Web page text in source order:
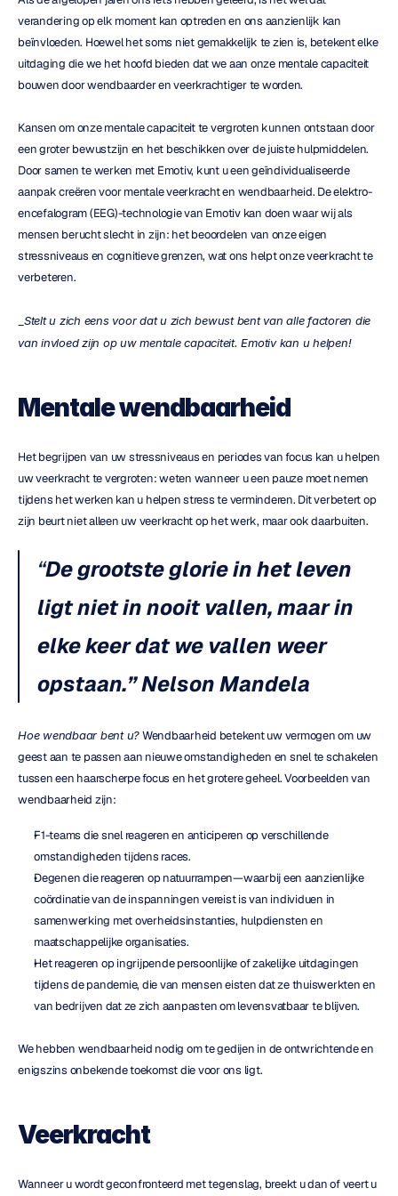
verandering op elk moment kan optreden en ons aanzienlijk kan
beïnvloeden. Hoewel het soms niet gemakkelijk te zien is, betekent elke
uitdaging die we het hoofd bieden dat we aan onze mentale capaciteit
bouwen door wendbaarder en veerkrachtiger te worden.
Kansen om onze mentale capaciteit te vergroten kunnen ontstaan door
een groter bewustzijn en het beschikken over de juiste hulpmiddelen.
Door samen te werken met Emotiv, kunt u een geïndividualiseerde
aanpak creëren voor mentale veerkracht en wendbaarheid. De elektro-
encefalogram (EEG)-technologie van Emotiv kan doen waar wij als
mensen berucht slecht in zijn: het beoordelen van onze eigen
stressniveaus en cognitieve grenzen, wat ons helpt onze veerkracht te
verbeteren.
Stelt u zich eens voor dat u zich bewust bent van alle factoren die
van invloed zijn op uw mentale capaciteit. Emotiv kan u helpen!
Mentale wendbaarheid
Het begrijpen van uw stressniveaus en periodes van focus kan u helpen
uw veerkracht te vergroten: weten wanneer u een pauze moet nemen
tijdens het werken kan u helpen stress te verminderen. Dit verbetert op
zijn beurt niet alleen uw veerkracht op het werk, maar ook daarbuiten.
“De grootste glorie in het leven
ligt niet in nooit vallen, maar in
elke keer dat we vallen weer
opstaan.”Nelson Mandela
Hoe wendbaar bent u? Wendbaarheid betekent uw vermogen om uw
geest aan te passen aan nieuwe omstandigheden en snel te schakelen
tussen een haarscherpe focus en het grotere geheel. Voorbeelden van
wendbaarheid zijn:
F1-teams die snel reageren en anticiperen op verschillende
omstandigheden tijdens races.
Degenen die reageren op natuurrampen—waarbij een aanzienlijke
coördinatie van de inspanningen vereist is van individuen in
samenwerking met overheidsinstanties, hulpdiensten en
maatschappelijke organisaties.
Het reageren op ingrijpende persoonlijke of zakelijke uitdagingen
tijdens de pandemie, die van mensen eisten dat ze thuiswerkten en
van bedrijven dat ze zich aanpasten om levensvatbaar te blijven.
We hebben wendbaarheid nodig om te gedijen in de ontwrichtende en
enigszins onbekende toekomst die voor ons ligt.
Veerkracht
Wanneer u wordt geconfronteerd met tegenslag, breekt u dan of veert u